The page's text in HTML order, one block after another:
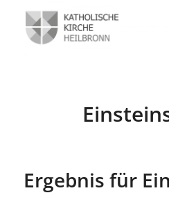
Ergebnis für